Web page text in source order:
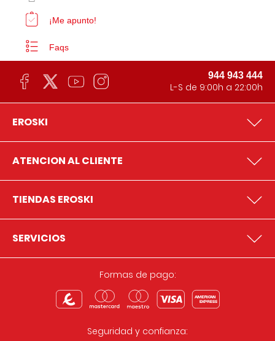
¡Me apunto!
Faqs
944 943 444
L-S de 9:00h a 22:00h
EROSKI
ATENCION AL CLIENTE
TIENDAS EROSKI
SERVICIOS
Formas de pago:
Seguridad y confianza: